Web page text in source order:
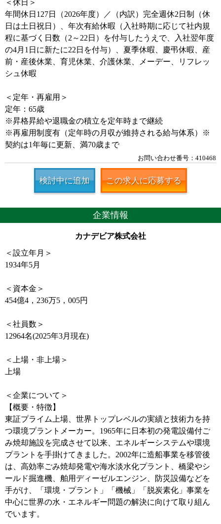
＜休日＞
年間休日127日（2026年度）／（内訳）完全週休2日制（休
日は土日祝日）、年次有給休暇（入社時期に応じて社内規
程に基づく日数（2～22日）を付与したうえで、入社翌年度
の4月1日に新たに22日を付与）、夏季休暇、慶弔休暇、産
前・産後休業、育児休業、介護休業、メーデー、リフレッ
シュ休暇
＜定年・再雇用＞
定年：65歳
※昇格昇給や退職金の積立を定年時まで継続
※再雇用制度有（定年時の月収が維持される給与体系）※
契約は1年毎に更新、満70歳まで
お問い合わせ番号：410468
検討中に追加 この求人に応募する
企業情報
カナデビア株式会社
＜設立年月＞
1934年5月
＜資本金＞
454億4，236万5，005円
＜社員数＞
12964名(2025年3月現在)
＜上場・非上場＞
上場
＜企業について＞
【概要・特徴】
東証プライム上場、世界トップレベルの実績と技術力を持
つ環境プラントメーカー。1965年に日本初の発電設備付ご
み焼却施設を完成させて以来、エネルギーシステムや環境
プラントを手掛けてきました。2002年に造船事業を移管後
は、高効率ごみ焼却発電や海水淡水化プラント、橋梁やシ
ールド掘進機、舶用ディーゼルエンジン、防災設備などを
手がけ、「環境・プラント」「機械」「脱炭素化」事業を
中心に世界の水・エネルギー問題の解決に向けて取り組ん
でいます。